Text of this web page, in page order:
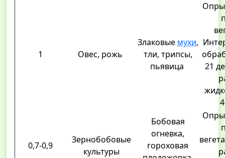
1 Овес, рожь
Злаковые мухи,
тли, трипсы,
пьявица
21
0,7-0,9
Зернобобовые
культуры
Бобовая
огневка,
гороховая